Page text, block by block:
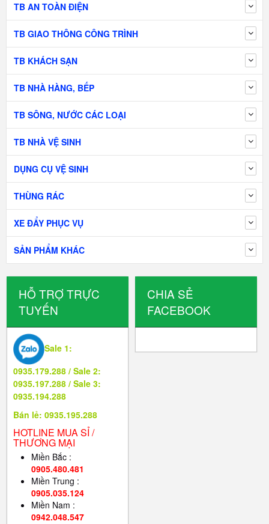
TB AN TOÀN ĐIỆN
TB GIAO THÔNG CÔNG TRÌNH
TB KHÁCH SẠN
TB NHÀ HÀNG, BẾP
TB SÔNG, NƯỚC CÁC LOẠI
TB NHÀ VỆ SINH
DỤNG CỤ VỆ SINH
THÙNG RÁC
XE ĐẨY PHỤC VỤ
SẢN PHẨM KHÁC
HỖ TRỢ TRỰC
TUYẾN
Sale 1:
0935.179.288 / Sale 2:
0935.197.288 / Sale 3:
0935.194.288
Bán lẻ: 0935.195.288
HOTLINE MUA SỈ /
THƯƠNG MẠI
Miền Bắc :
0905.480.481
Miền Trung :
0905.035.124
Miền Nam :
0942.048.547
CHIA SẺ
FACEBOOK